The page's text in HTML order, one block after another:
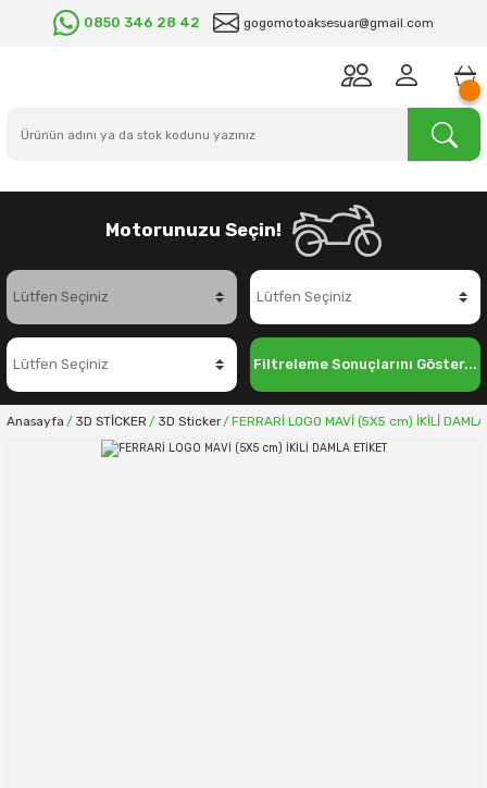
0850 346 28 42 gogomotoaksesuar@gmail.com
Motorunuzu Seçin!
Filtreleme Sonuçlarını Göster...
Anasayfa 3D STİCKER 3D Sticker FERRARİ LOGO MAVİ (5X5 cm) İKİLİ